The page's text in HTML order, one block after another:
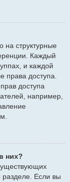
на структурные
Каждый
и каждой
права доступа.
доступа
например,
них?
Если вы